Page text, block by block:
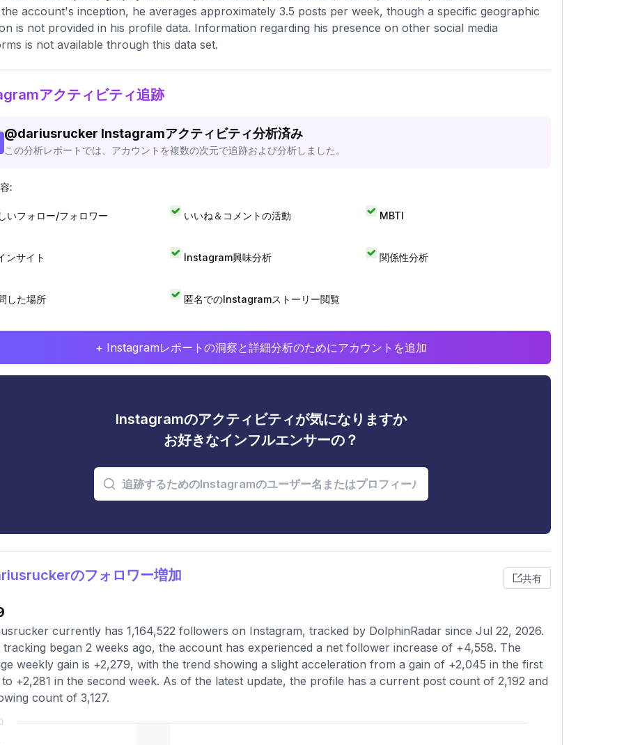
account's inception, he averages approximately 3.5 posts per week, though a specific geographic
is not provided in his profile data. Information regarding his presence on other social media
is not available through this data set.
アクティビティ追跡
@dariusrucker Instagramアクティビティ分析済み
この分析レポートでは、アカウントを複数の次元で追跡および分析しました。
:
いフォロー/フォロワー いいね＆コメントの活動 MBTI
ンサイト Instagram興味分析 関係性分析
した場所 匿名でのInstagramストーリー閲覧
+ Instagramレポートの洞察と詳細分析のためにアカウントを追加
Instagramのアクティビティが気になりますか
お好きなインフルエンサーの？
のフォロワー増加 共有
currently has 1,164,522 followers on Instagram, tracked by DolphinRadar since Jul 22, 2026.
tracking began 2 weeks ago, the account has experienced a net follower increase of +4,558. The
weekly gain is +2,279, with the trend showing a slight acceleration from a gain of +2,045 in the first
+2,281 in the second week. As of the latest update, the profile has a current post count of 2,192 and
count of 3,127.